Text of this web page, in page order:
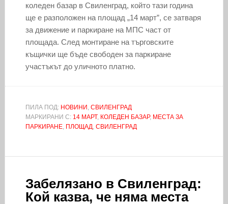
коледен базар в Свиленград, който тази година
ще е разположен на площад „14 март”, се затваря
за движение и паркиране на МПС част от
площада. След монтиране на търговските
къщички ще бъде свободен за паркиране
участъкът до уличното платно.
ПИЛА ПОД: НОВИНИ , СВИЛЕНГРАД
МАРКИРАНИ С: 14 МАРТ, КОЛЕДЕН БАЗАР, МЕСТА ЗА
ПАРКИРАНЕ, ПЛОЩАД, СВИЛЕНГРАД
Забелязано в Свиленград:
Кой казва, че няма места